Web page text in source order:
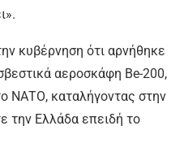
κυβέρνηση ότι αρνήθηκε
αεροσκάφη Be-200,
ΝΑΤΟ, καταλήγοντας στην
την Ελλάδα επειδή το